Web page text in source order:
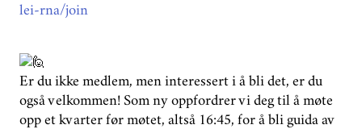
lei-rna/join
Er du ikke medlem, men interessert i å bli det, er du
også velkommen! Som ny oppfordrer vi deg til å møte
opp et kvarter før møtet, altså 16:45, for å bli guida av